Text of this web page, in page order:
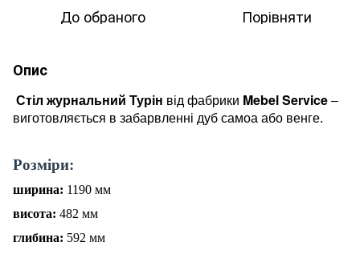
До обраного Порівняти
Опис
Стіл журнальний Турін від фабрики Mebel Service –
виготовляється в забарвленні дуб самоа або венге.
Розміри:
ширина: 1190 мм
висота: 482 мм
глибина: 592 мм